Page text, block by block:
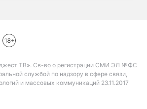
ТВ». Св-во о регистрации СМИ ЭЛ №ФС
службой по надзору в сфере связи,
и массовых коммуникаций 23.11.2017